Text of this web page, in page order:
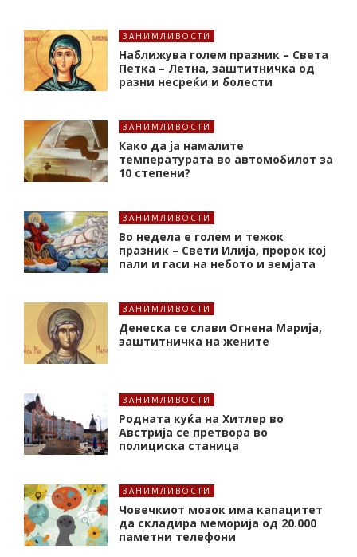
ЗАНИМЛИВОСТИ
Наближува голем празник – Света
Петка – Летна, заштитничка од
разни несреќи и болести
ЗАНИМЛИВОСТИ
Како да ја намалите
температурата во автомобилот за
10 степени?
ЗАНИМЛИВОСТИ
Во недела е голем и тежок
празник – Свети Илија, пророк кој
пали и гаси на небото и земјата
ЗАНИМЛИВОСТИ
Денеска се слави Огнена Марија,
заштитничка на жените
ЗАНИМЛИВОСТИ
Родната куќа на Хитлер во
Австрија се претвора во
полициска станица
ЗАНИМЛИВОСТИ
Човечкиот мозок има капацитет
да складира меморија од 20.000
паметни телефони